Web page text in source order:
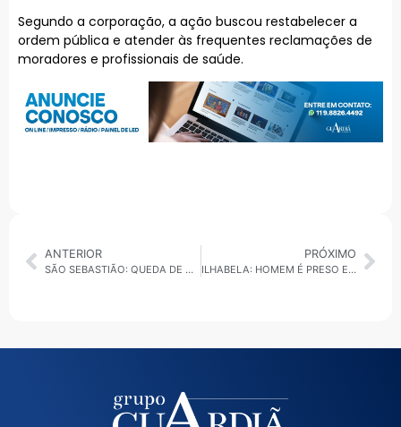
Segundo a corporação, a ação buscou restabelecer a
ordem pública e atender às frequentes reclamações de
moradores e profissionais de saúde.
ANTERIOR
SÃO SEBASTIÃO: QUEDA DE ÁRVORES COM RAJADAS DE VENTO NA MADRUGADA DE DOMINGO
PRÓXIMO
ILHABELA: HOMEM É PRESO EM FLAGRANTE POR VIOLÊNCIA DOMÉSTICA